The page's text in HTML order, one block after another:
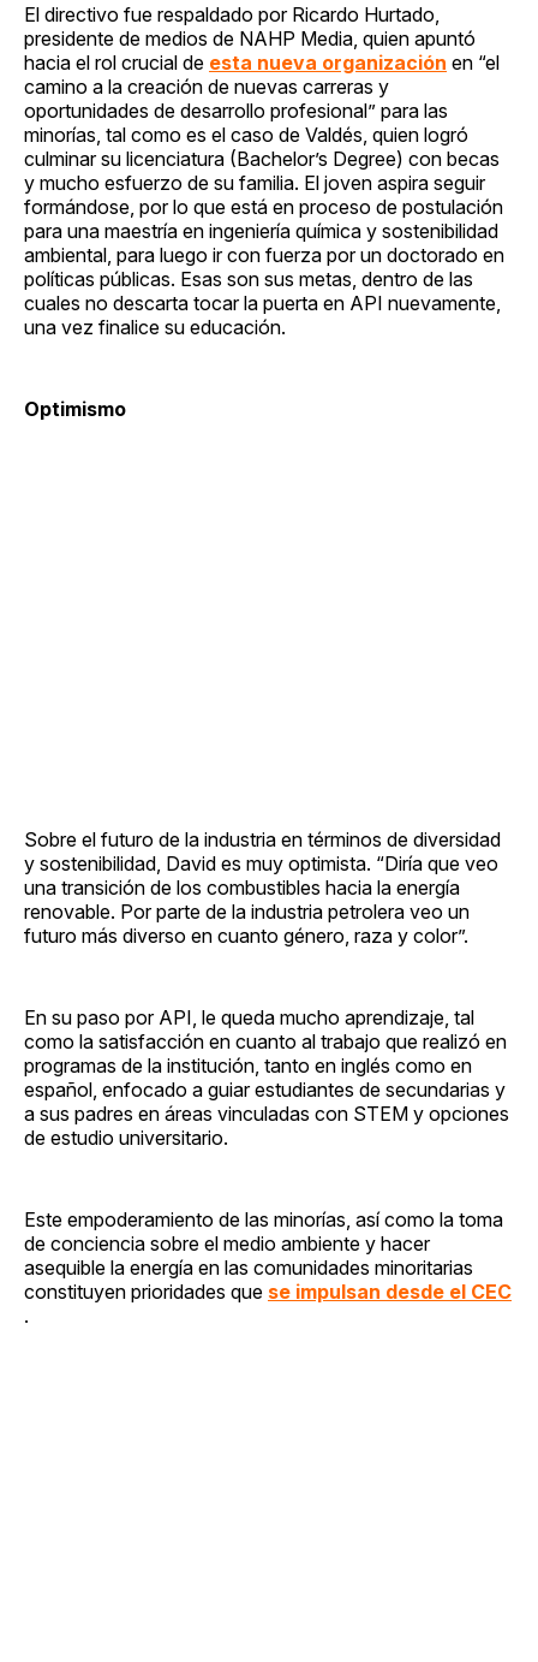
El directivo fue respaldado por Ricardo Hurtado,
presidente de medios de NAHP Media, quien apuntó
hacia el rol crucial de esta nueva organización en “el
camino a la creación de nuevas carreras y
oportunidades de desarrollo profesional” para las
minorías, tal como es el caso de Valdés, quien logró
culminar su licenciatura (Bachelor’s Degree) con becas
y mucho esfuerzo de su familia. El joven aspira seguir
formándose, por lo que está en proceso de postulación
para una maestría en ingeniería química y sostenibilidad
ambiental, para luego ir con fuerza por un doctorado en
políticas públicas. Esas son sus metas, dentro de las
cuales no descarta tocar la puerta en API nuevamente,
una vez finalice su educación.
Optimismo
Sobre el futuro de la industria en términos de diversidad
y sostenibilidad, David es muy optimista. “Diría que veo
una transición de los combustibles hacia la energía
renovable. Por parte de la industria petrolera veo un
futuro más diverso en cuanto género, raza y color”.
En su paso por API, le queda mucho aprendizaje, tal
como la satisfacción en cuanto al trabajo que realizó en
programas de la institución, tanto en inglés como en
español, enfocado a guiar estudiantes de secundarias y
a sus padres en áreas vinculadas con STEM y opciones
de estudio universitario.
Este empoderamiento de las minorías, así como la toma
de conciencia sobre el medio ambiente y hacer
asequible la energía en las comunidades minoritarias
constituyen prioridades que se impulsan desde el CEC
.